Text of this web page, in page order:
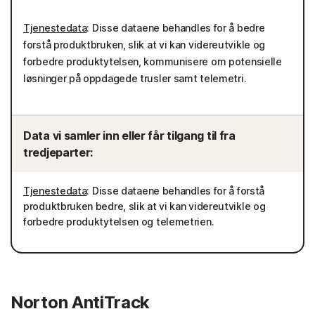
Tjenestedata: Disse dataene behandles for å bedre
forstå produktbruken, slik at vi kan videreutvikle og
forbedre produktytelsen, kommunisere om potensielle
løsninger på oppdagede trusler samt telemetri.
Data vi samler inn eller får tilgang til fra
tredjeparter:
Tjenestedata: Disse dataene behandles for å forstå
produktbruken bedre, slik at vi kan videreutvikle og
forbedre produktytelsen og telemetrien.
Norton AntiTrack